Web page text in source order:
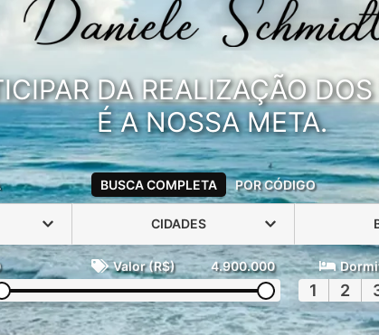
DA REALIZAÇÃO
É A NOSSA META.
BUSCA COMPLETA POR CÓDIGO
CIDADES
Valor (R$) 4.900.000
1 2